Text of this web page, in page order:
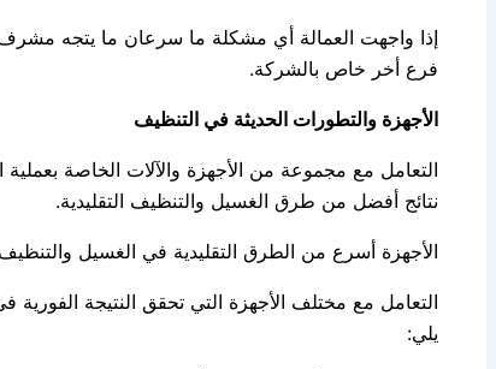
إذا واجهت العمالة أي مشكلة ما سرعان ما يتجه
فرع أخر خاص بالشركة.
الأجهزة والتطورات الحديثة في التنظيف
التعامل مع مجموعة من الأجهزة والآلات الخاصة
نتائج أفضل من طرق الغسيل والتنظيف التقليدية.
الأجهزة أسرع من الطرق التقليدية في الغسيل
التعامل مع مختلف الأجهزة التي تحقق النتيجة الفورية
يلي: